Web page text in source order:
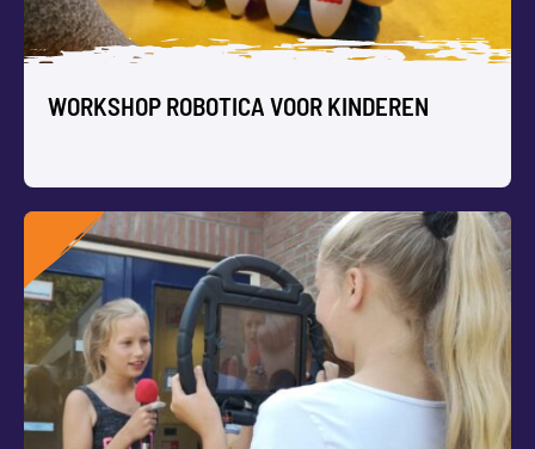
WORKSHOP ROBOTICA VOOR KINDEREN
WORKSHOP ROBOTICA VOOR KINDEREN
Jonge kinderen maken in deze workshop kennis met
robotica door verschillende robotjes spelenderwijs te
besturen.